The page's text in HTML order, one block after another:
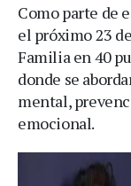
Como parte de
el próximo 23
Familia en 40
donde se
mental,
emocional.